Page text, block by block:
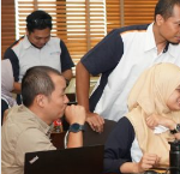
n
e
m
a
l